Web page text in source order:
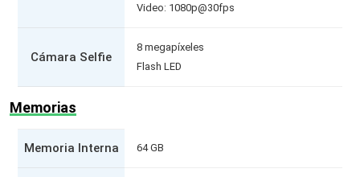
Video: 1080p@30fps
Cámara Selfie
8 megapíxeles
Flash LED
Memorias
Memoria Interna 64 GB